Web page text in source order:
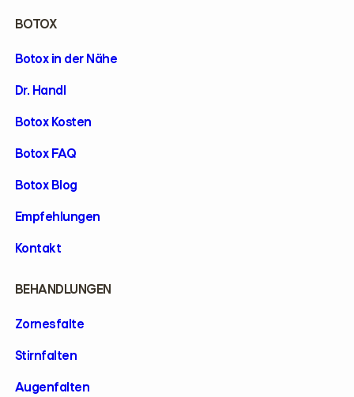
BOTOX
Botox in der Nähe
Dr. Handl
Botox Kosten
Botox FAQ
Botox Blog
Empfehlungen
Kontakt
BEHANDLUNGEN
Zornesfalte
Stirnfalten
Augenfalten